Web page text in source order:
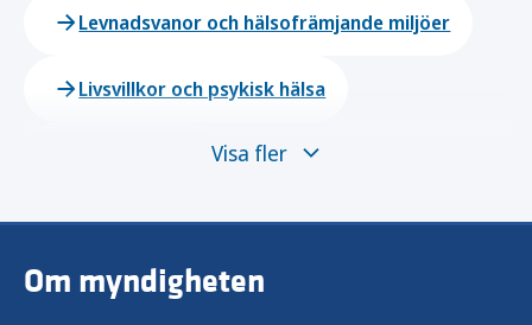
Levnadsvanor och hälsofrämjande miljöer
Livsvillkor och psykisk hälsa
Smittskydd och beredskap
Verksamhetsutveckling och stöd
Visa fler
Om myndigheten